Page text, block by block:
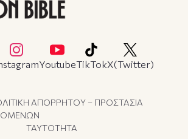
YoutubeTikTokX(Twitter)
ΑΠΟΡΡΗΤΟΥ – ΠΡΟΣΤΑΣΙΑ
ΤΑΥΤΟΤΗΤΑ